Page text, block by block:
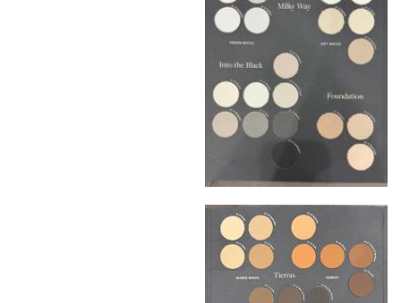
— транспортировка
товара от нашего склада непосредственно к
месту назначения с соблюдением сроков
квалифицированные грузчики
осуществляют разгрузку с применением
специального оборудования и техники
— доставка мебели и
дверных блоков в квартиры и офисы с